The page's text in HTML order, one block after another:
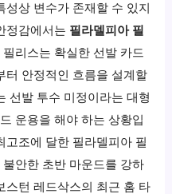
상 변수가 존재할 수 있지
정감에서는 필라델피아 필
리스는 확실한 선발 카드
터 안정적인 흐름을 설계할
선발 투수 미정이라는 대형
운용을 해야 하는 상황입
고조에 달한 필라델피아 필
안한 초반 마운드를 강하
스턴 레드삭스의 최근 홈 타